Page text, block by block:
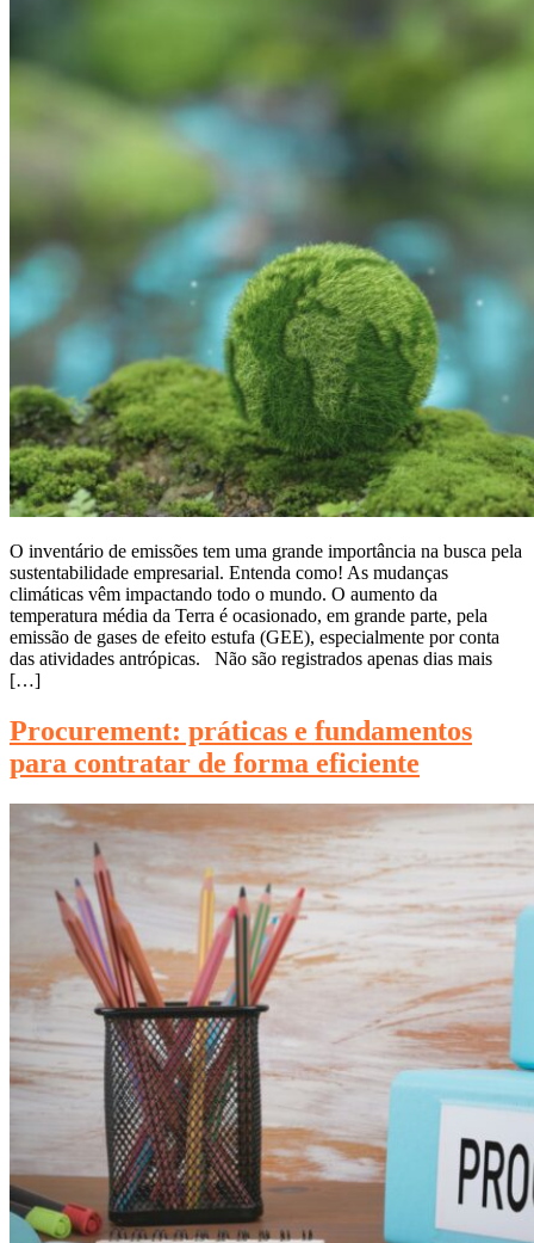
O inventário de emissões tem uma grande importância na busca pela
sustentabilidade empresarial. Entenda como! As mudanças
climáticas vêm impactando todo o mundo. O aumento da
temperatura média da Terra é ocasionado, em grande parte, pela
emissão de gases de efeito estufa (GEE), especialmente por conta
das atividades antrópicas. Não são registrados apenas dias mais
[…]
Procurement: práticas e fundamentos
para contratar de forma eficiente